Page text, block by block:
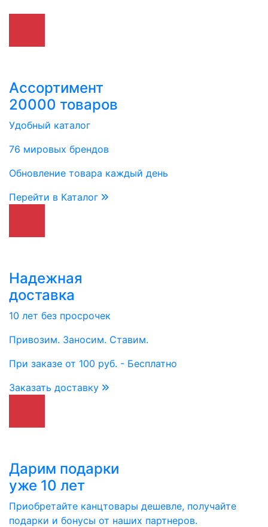
Ассортимент
20000 товаров
Удобный каталог
76 мировых брендов
Обновление товара каждый день
Перейти в Каталог
Надежная
доставка
10 лет без просрочек
Привозим. Заносим. Ставим.
При заказе от 100 руб. - Бесплатно
Заказать доставку
Дарим подарки
уже 10 лет
Приобретайте канцтовары дешевле, получайте
подарки и бонусы от наших партнеров.